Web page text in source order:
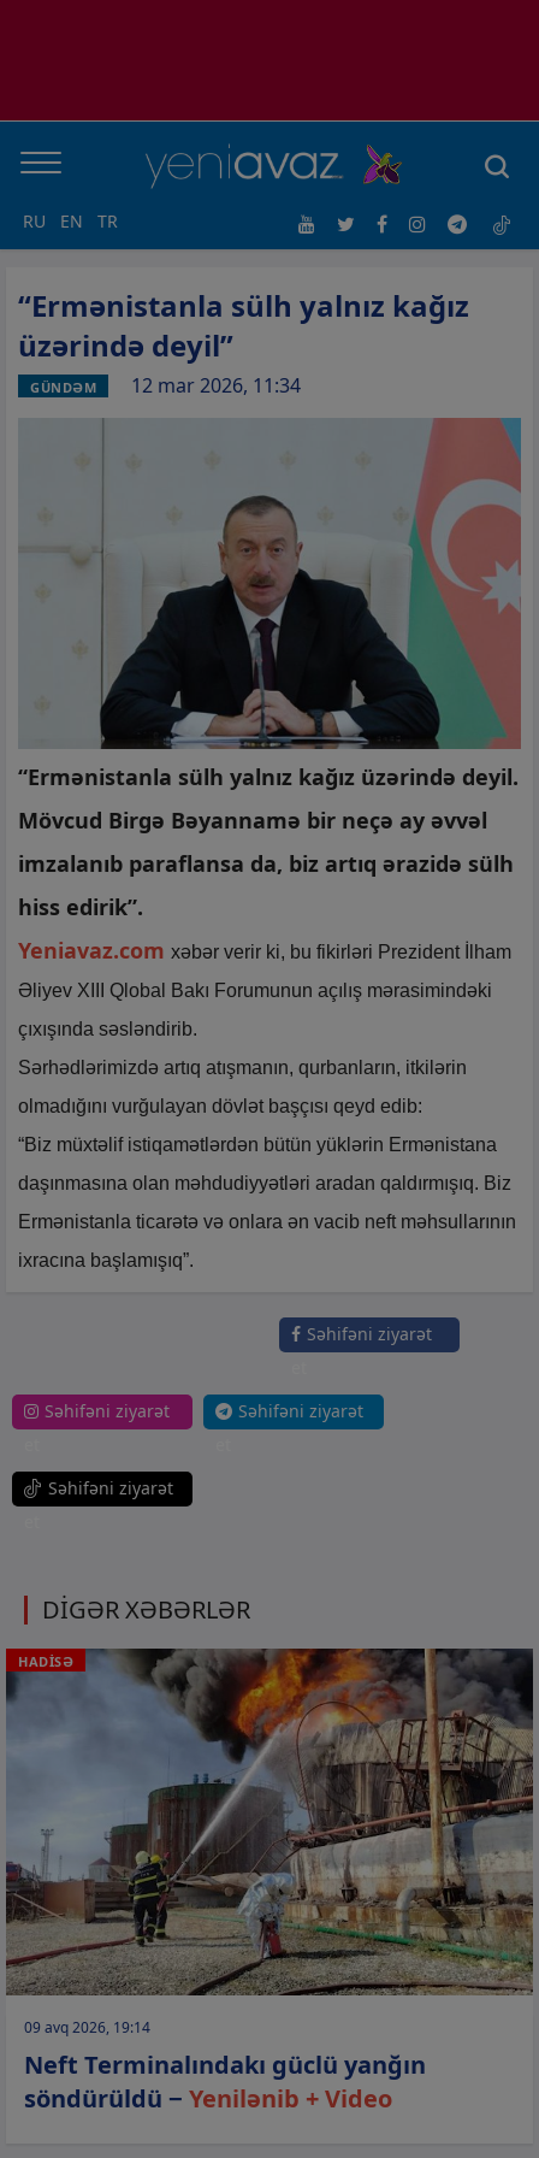
RU EN TR
“Ermənistanla sülh yalnız kağız
üzərində deyil”
GÜNDƏM 12 mar 2026, 11:34
“Ermənistanla sülh yalnız kağız üzərində deyil.
Mövcud Birgə Bəyannamə bir neçə ay əvvəl
imzalanıb paraflansa da, biz artıq ərazidə sülh
hiss edirik”.
Yeniavaz.com xəbər verir ki, bu fikirləri Prezident İlham
Əliyev XIII Qlobal Bakı Forumunun açılış mərasimindəki
çıxışında səsləndirib.
Sərhədlərimizdə artıq atışmanın, qurbanların, itkilərin
olmadığını vurğulayan dövlət başçısı qeyd edib:
“Biz müxtəlif istiqamətlərdən bütün yüklərin Ermənistana
daşınmasına olan məhdudiyyətləri aradan qaldırmışıq. Biz
Ermənistanla ticarətə və onlara ən vacib neft məhsullarının
ixracına başlamışıq”.
Səhifəni ziyarət
Səhifəni ziyarət
Səhifəni ziyarət
Səhifəni ziyarət
DİGƏR XƏBƏRLƏR
HADİSƏ
09 avq 2026, 19:14
Neft Terminalındakı güclü yanğın
söndürüldü − Yenilənib + Video